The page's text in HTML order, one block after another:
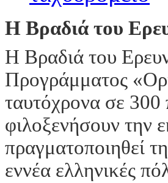
Η Βραδιά του
Η Βραδιά του
Προγράμματος
ταυτόχρονα σε 300
φιλοξενήσουν την
πραγματοποιηθεί
εννέα ελληνικές